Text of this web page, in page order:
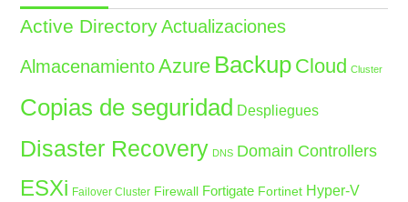
Active Directory Actualizaciones
Almacenamiento Azure Backup Cloud Cluster
Copias de seguridad Despliegues
Disaster Recovery DNS Domain Controllers
ESXi Failover Cluster Firewall Fortigate Fortinet Hyper-V